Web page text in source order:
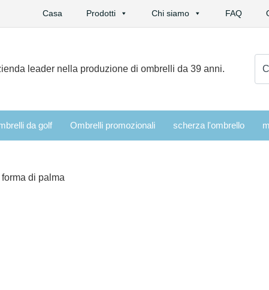
Casa Prodotti Chi siamo FAQ
leader nella produzione di ombrelli da 39 anni.
da golf Ombrelli promozionali scherza l'ombrello
di palma